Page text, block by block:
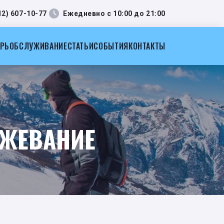
607-10-77 Ежедневно с 10:00 до 21:00
ОБСЛУЖИВАНИЕСТАТЬИСОБЫТИЯКОНТАКТЫ